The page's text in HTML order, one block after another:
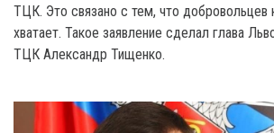
ТЦК. Это связано с тем, что добровольцев
хватает. Такое заявление сделал глава
ТЦК Александр Тищенко.